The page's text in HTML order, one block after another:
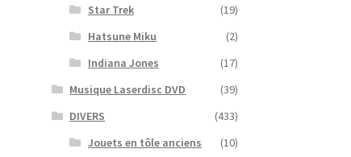
Star Trek
(19)
Hatsune Miku
(2)
Indiana Jones
(17)
Musique Laserdisc DVD
(39)
DIVERS
(433)
Jouets en tôle anciens
(10)